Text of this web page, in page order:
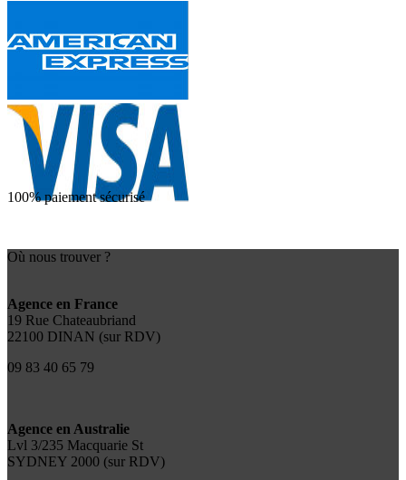
100% paiement sécurisé
Où nous trouver ?
Agence en France
19 Rue Chateaubriand
22100 DINAN (sur RDV)
09 83 40 65 79
Agence en Australie
Lvl 3/235 Macquarie St
SYDNEY 2000 (sur RDV)